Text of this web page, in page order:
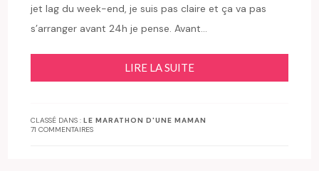
jet lag du week-end, je suis pas claire et ça va pas
s’arranger avant 24h je pense. Avant…
LIRE LA SUITE
CLASSÉ DANS :LE MARATHON D'UNE MAMAN
71 COMMENTAIRES